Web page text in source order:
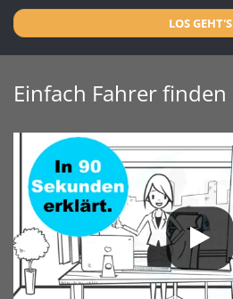
LOS GEHT'S
Einfach Fahrer finden